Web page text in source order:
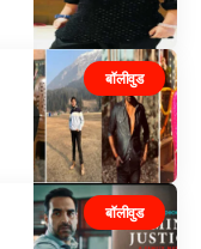
बॉलीवुड
बॉलीवुड